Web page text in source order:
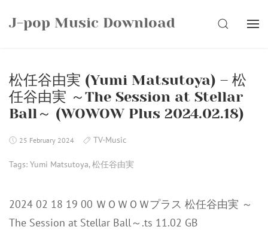
J-pop Music Download SEARCH
松任谷由実 (Yumi Matsutoya) – 松
任谷由実 ～The Session at Stellar
Ball～ (WOWOW Plus 2024.02.18)
25 February 2024 TV-Music
Tags: Yumi Matsutoya,松任谷由実
2024 02 18 19 00 ＷＯＷＯＷプラス 松任谷由実 ～
The Session at Stellar Ball～.ts 11.02 GB